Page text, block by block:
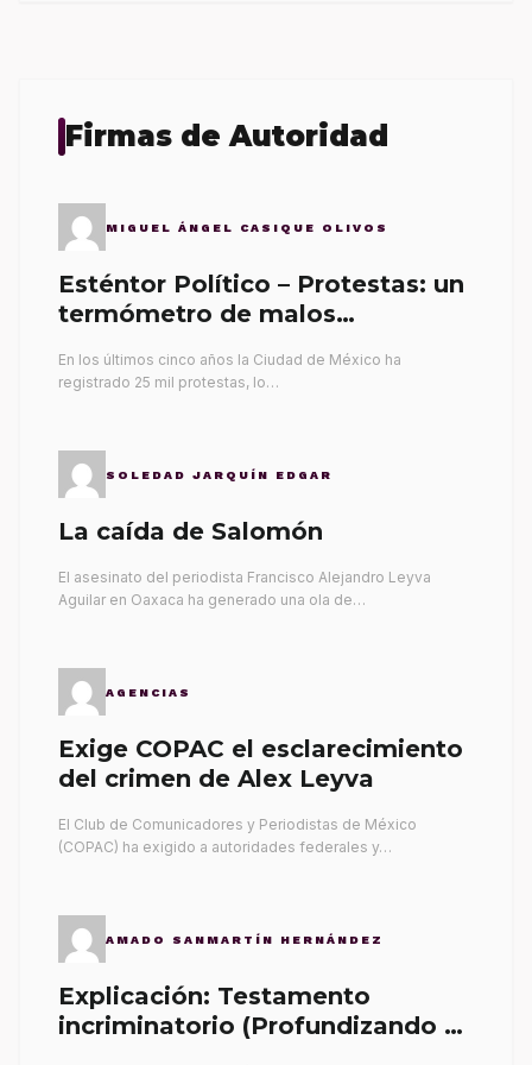
Firmas de Autoridad
MIGUEL ÁNGEL CASIQUE OLIVOS
Esténtor Político – Protestas: un
termómetro de malos
En los últimos cinco años la Ciudad de México ha
registrado 25 mil protestas, lo…
SOLEDAD JARQUÍN EDGAR
La caída de Salomón
El asesinato del periodista Francisco Alejandro Leyva
Aguilar en Oaxaca ha generado una ola de…
AGENCIAS
Exige COPAC el esclarecimiento
del crimen de Alex Leyva
El Club de Comunicadores y Periodistas de México
(COPAC) ha exigido a autoridades federales y…
AMADO SANMARTÍN HERNÁNDEZ
Explicación: Testamento
incriminatorio (Profundizando su